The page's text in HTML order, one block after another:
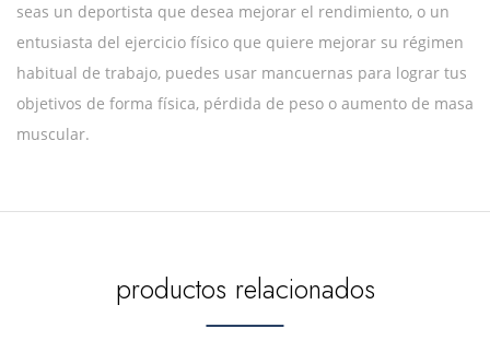
seas un deportista que desea mejorar el rendimiento, o un
entusiasta del ejercicio físico que quiere mejorar su régimen
habitual de trabajo, puedes usar mancuernas para lograr tus
objetivos de forma física, pérdida de peso o aumento de masa
muscular.
productos relacionados